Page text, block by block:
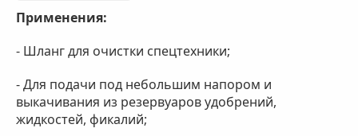
Применения:
- Шланг для очистки спецтехники;
- Для подачи под небольшим напором и
выкачивания из резервуаров удобрений,
жидкостей, фикалий;